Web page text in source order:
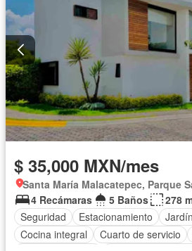
$ 35,000 MXN/mes
Santa María Malacatepec, Parque
4 Recámaras
5 Baños
278
Seguridad
Estacionamiento Jardín
Cocina integral
Cuarto de servicio